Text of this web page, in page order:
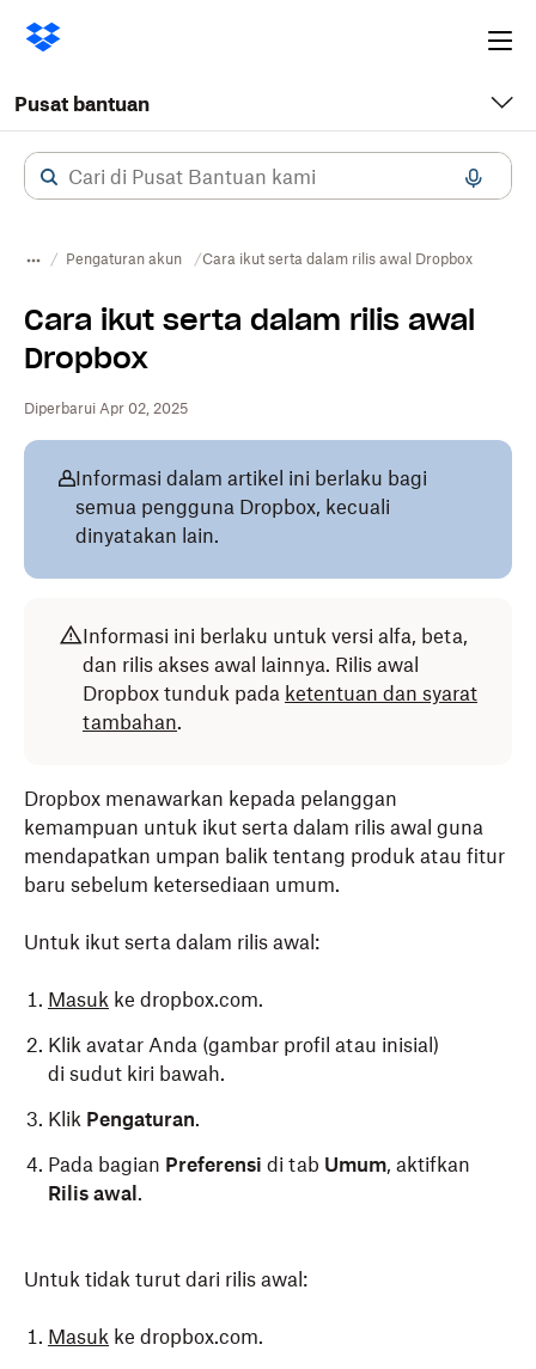
Pusat bantuan
Pengaturan akun Cara ikut serta dalam rilis awal Dropbox
Cara ikut serta dalam rilis awal
Dropbox
Diperbarui Apr 02, 2025
Informasi dalam artikel ini berlaku bagi
semua pengguna Dropbox, kecuali
dinyatakan lain.
Informasi ini berlaku untuk versi alfa, beta,
dan rilis akses awal lainnya. Rilis awal
Dropbox tunduk pada ketentuan dan syarat
tambahan.
Dropbox menawarkan kepada pelanggan
kemampuan untuk ikut serta dalam rilis awal guna
mendapatkan umpan balik tentang produk atau fitur
baru sebelum ketersediaan umum.
Untuk ikut serta dalam rilis awal:
Masuk ke dropbox.com.
Klik avatar Anda (gambar profil atau inisial)
di sudut kiri bawah.
Klik Pengaturan.
Pada bagian Preferensi di tab Umum, aktifkan
Rilis awal .
Untuk tidak turut dari rilis awal:
Masuk ke dropbox.com.